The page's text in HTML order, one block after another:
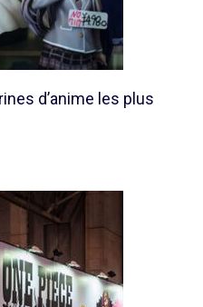
d’anime les plus